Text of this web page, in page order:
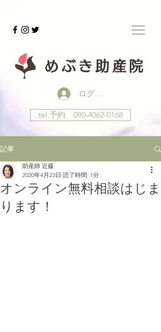
めぶき助産院
ログイン
tel.予約 090-4062-0168
記事
オンライン無料相談はじま
ります！
助産師 近藤
2020年4月23日 読了時間: 1分